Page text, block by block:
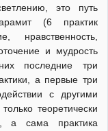
это путь
(6 практик
нравственность,
и мудрость
последние три
а первые три
с другими
теоретически
а сама практика